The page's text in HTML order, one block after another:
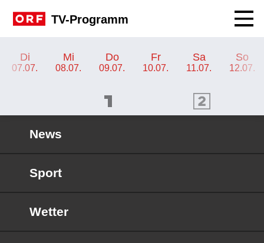
TV-Programm
Di
07.07.
Mi
08.07.
Do
09.07.
Fr
10.07.
Sa
11.07.
So
12.07.
ORF 2 Programm
News
Sport
Wetter